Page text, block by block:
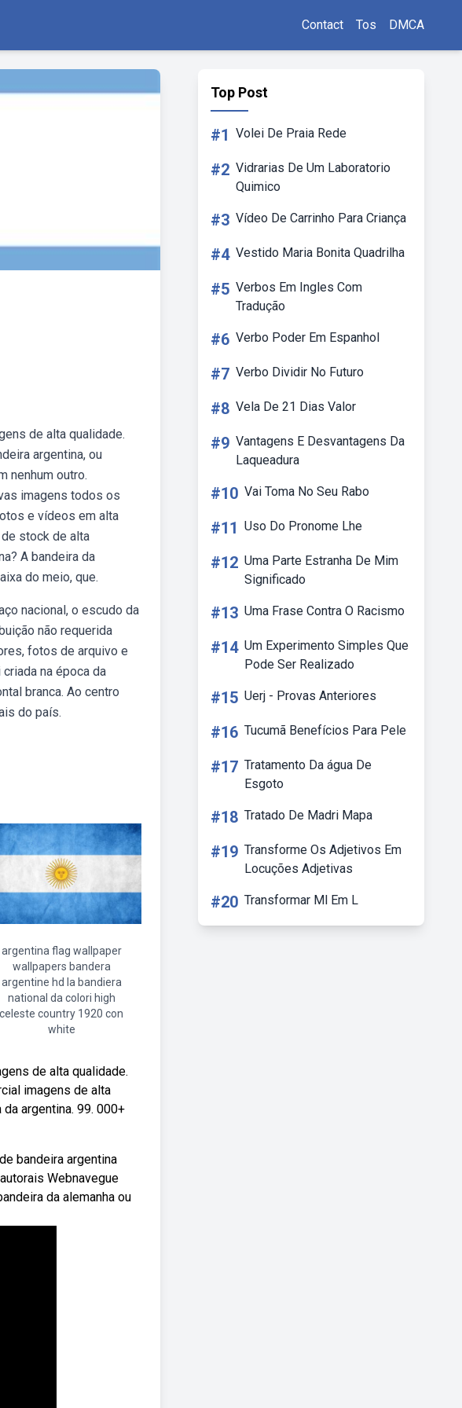
Contact Tos DMCA
de alta qualidade.
argentina, ou
nenhum outro.
imagens todos os
e vídeos em alta
stock de alta
A bandeira da
do meio, que.
nacional, o escudo da
não requerida
fotos de arquivo e
na época da
branca. Ao centro
do país.
argentina flag wallpaper
wallpapers bandera
argentine hd la bandiera
national da colori high
celeste country 1920 con
white
de alta qualidade.
imagens de alta
argentina. 99. 000+
bandeira argentina
Webnavegue
da alemanha ou
Top Post
#1 Volei De Praia Rede
#2 Vidrarias De Um Laboratorio
Quimico
#3 Vídeo De Carrinho Para Criança
#4 Vestido Maria Bonita Quadrilha
#5 Verbos Em Ingles Com
Tradução
#6 Verbo Poder Em Espanhol
#7 Verbo Dividir No Futuro
#8 Vela De 21 Dias Valor
#9 Vantagens E Desvantagens Da
Laqueadura
#10 Vai Toma No Seu Rabo
#11 Uso Do Pronome Lhe
#12 Uma Parte Estranha De Mim
Significado
#13 Uma Frase Contra O Racismo
#14 Um Experimento Simples Que
Pode Ser Realizado
#15 Uerj - Provas Anteriores
#16 Tucumã Benefícios Para Pele
#17 Tratamento Da água De
Esgoto
#18 Tratado De Madri Mapa
#19 Transforme Os Adjetivos Em
Locuções Adjetivas
#20 Transformar Ml Em L